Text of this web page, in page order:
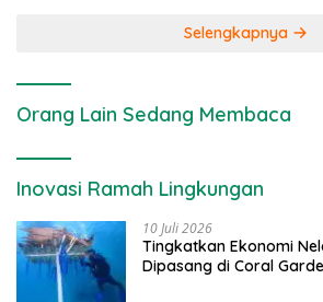
Selengkapnya
Orang Lain Sedang Membaca
Inovasi Ramah Lingkungan
10 Juli 2026
Tingkatkan Ekonomi
Dipasang di Coral